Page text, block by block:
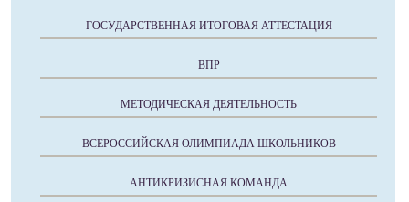
ГОСУДАРСТВЕННАЯ ИТОГОВАЯ АТТЕСТАЦИЯ
ВПР
МЕТОДИЧЕСКАЯ ДЕЯТЕЛЬНОСТЬ
ВСЕРОССИЙСКАЯ ОЛИМПИАДА ШКОЛЬНИКОВ
АНТИКРИЗИСНАЯ КОМАНДА